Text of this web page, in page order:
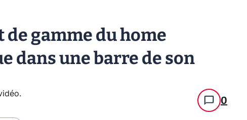
de gamme du home
dans une barre de son
.
0